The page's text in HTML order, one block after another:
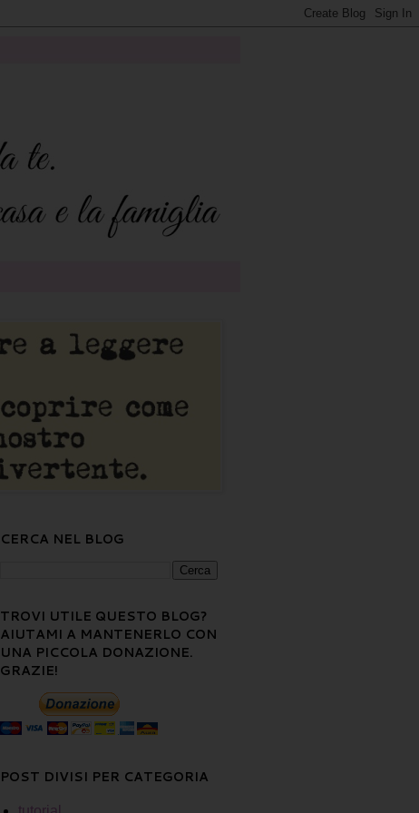
CERCA NEL BLOG
TROVI UTILE QUESTO BLOG?
AIUTAMI A MANTENERLO CON
UNA PICCOLA DONAZIONE.
GRAZIE!
POST DIVISI PER CATEGORIA